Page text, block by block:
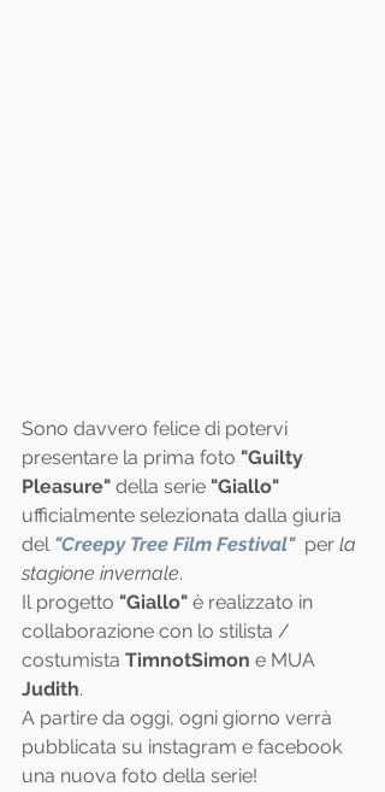
Sono davvero felice di potervi
presentare la prima foto "Guilty
Pleasure" della serie "Giallo"
ufficialmente selezionata dalla giuria
del "Creepy Tree Film Festival" per la
stagione invernale.
Il progetto "Giallo" è realizzato in
collaborazione con lo stilista /
costumista TimnotSimon e MUA
Judith.
A partire da oggi, ogni giorno verrà
pubblicata su instagram e facebook
una nuova foto della serie!